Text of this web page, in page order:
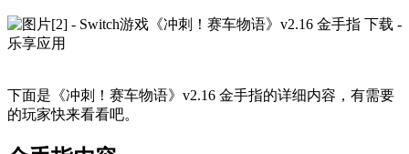
下面是《冲刺！赛车物语》v2.16 金手指的详细内容，有需要
的玩家快来看看吧。